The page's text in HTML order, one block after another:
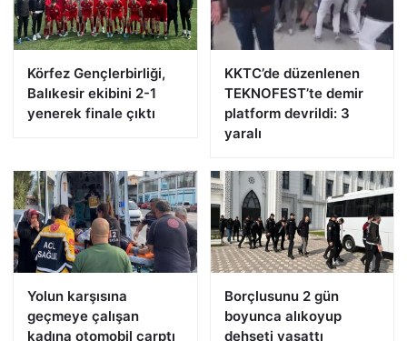
Körfez Gençlerbirliği,
Balıkesir ekibini 2-1
yenerek finale çıktı
KKTC’de düzenlenen
TEKNOFEST’te demir
platform devrildi: 3
yaralı
Yolun karşısına
geçmeye çalışan
kadına otomobil çarptı
Borçlusunu 2 gün
boyunca alıkoyup
dehşeti yaşattı